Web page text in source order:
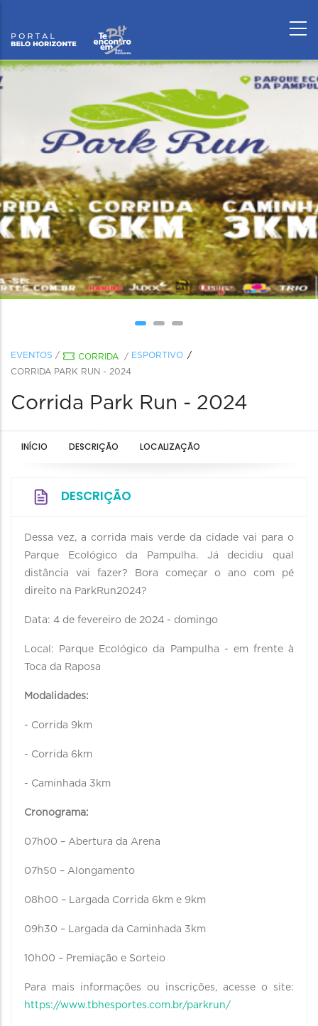
EVENTOS / CORRIDA / ESPORTIVO
CORRIDA PARK RUN - 2024
Corrida Park Run - 2024
INÍCIO DESCRIÇÃO LOCALIZAÇÃO
DESCRIÇÃO
Dessa vez, a corrida mais verde da cidade vai para o
Parque Ecológico da Pampulha. Já decidiu qual
distância vai fazer? Bora começar o ano com pé
direito na ParkRun2024?
Data: 4 de fevereiro de 2024 - domingo
Local: Parque Ecológico da Pampulha - em frente à
Toca da Raposa
Modalidades:
- Corrida 9km
- Corrida 6km
- Caminhada 3km
Cronograma:
07h00 – Abertura da Arena
07h50 – Alongamento
08h00 – Largada Corrida 6km e 9km
09h30 – Largada da Caminhada 3km
10h00 – Premiação e Sorteio
Para mais informações ou inscrições, acesse o site:
https://www.tbhesportes.com.br/parkrun/